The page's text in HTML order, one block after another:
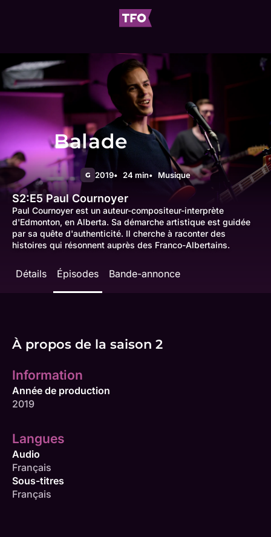
Balade
G 2019 24 min Musique
S2:E5 Paul Cournoyer
Paul Cournoyer est un auteur-compositeur-interprète
d'Edmonton, en Alberta. Sa démarche artistique est guidée
par sa quête d'authenticité. Il cherche à raconter des
histoires qui résonnent auprès des Franco-Albertains.
Détails Épisodes Bande-annonce
À propos de la saison 2
Information
Année de production
2019
Langues
Audio
Français
Sous-titres
Français